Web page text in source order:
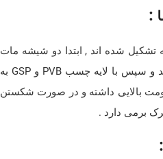
:
تشکیل شده اند , ابتدا دو شیشه مات
با ابعاد یکسان برش داده می شوند و سپس با لایه چسب PVB و GSP به
بالایی داشته و در صورت شکستن
برمی دارد .